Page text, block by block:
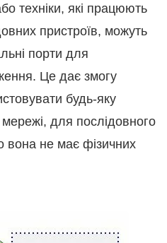
техніки, які працюють
пристроїв, можуть
порти для
Це дає змогу
будь-яку
для послідовного
вона не має фізичних